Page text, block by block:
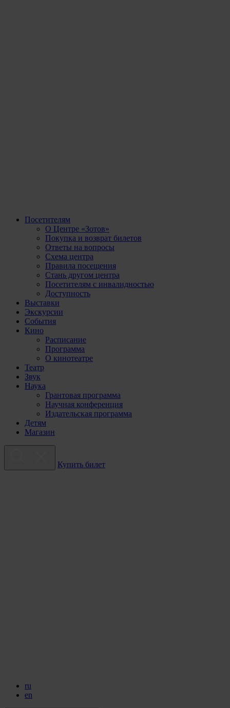
Посетителям
О Центре «Зотов»
Покупка и возврат билетов
Ответы на вопросы
Схема центра
Правила посещения
Стань другом центра
Посетителям с инвалидностью
Доступность
Выставки
Экскурсии
События
Кино
Расписание
Программа
О кинотеатре
Театр
Звук
Наука
Грантовая программа
Научная конференция
Издательская программа
Детям
Магазин
Купить билет
ru
en